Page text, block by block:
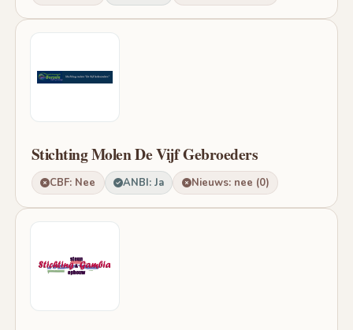
Stichting Molen De Vijf Gebroeders
CBF: Nee ANBI: Ja Nieuws: nee (0)